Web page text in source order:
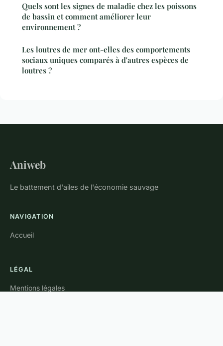
Quels sont les signes de maladie chez les poissons
de bassin et comment améliorer leur
environnement ?
Les loutres de mer ont-elles des comportements
sociaux uniques comparés à d'autres espèces de
loutres ?
Aniweb
Le battement d'ailes de l'économie sauvage
NAVIGATION
Accueil
LÉGAL
Mentions légales